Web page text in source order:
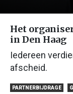
Het
in Den Haag
Iedereen
afscheid.
PARTNERBIJDRAGE